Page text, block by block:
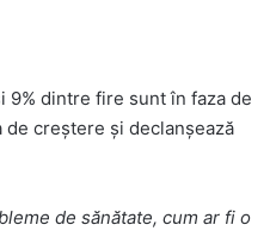
9% dintre fire sunt în faza de
de creștere și declanșează
de sănătate, cum ar fi o